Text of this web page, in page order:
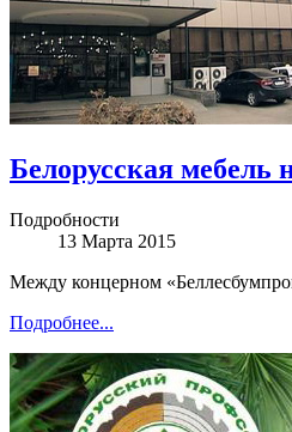
Белорусская
Подробности
13 Марта 2015
Между концерном
Подробнее...